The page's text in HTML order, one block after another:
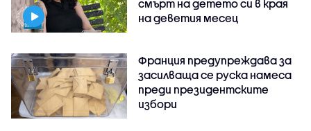
смърт на детето си в края
на деветия месец
Франция предупреждава за
засилваща се руска намеса
преди президентските
избори